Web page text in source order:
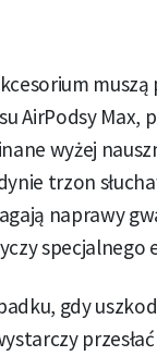
muszą
AirPodsy Max,
wyżej
trzon
naprawy
specjalnego
gdy